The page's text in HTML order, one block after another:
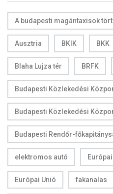
A budapesti magántaxisok
Ausztria BKIK BKK
Blaha Lujza tér BRFK
Budapesti Közlekedési
Budapesti Közlekedési
Budapesti Rendőr-
elektromos autó
Európai Unió fakanalas